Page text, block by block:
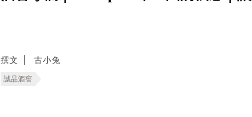
撰文 古小兔
誠品酒窖